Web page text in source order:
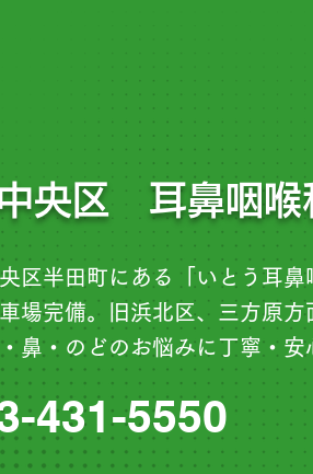
央区 耳鼻咽
区半田町にある「いとう耳
場完備。旧浜北区、三方原
鼻・のどのお悩みに丁寧・
431-5550